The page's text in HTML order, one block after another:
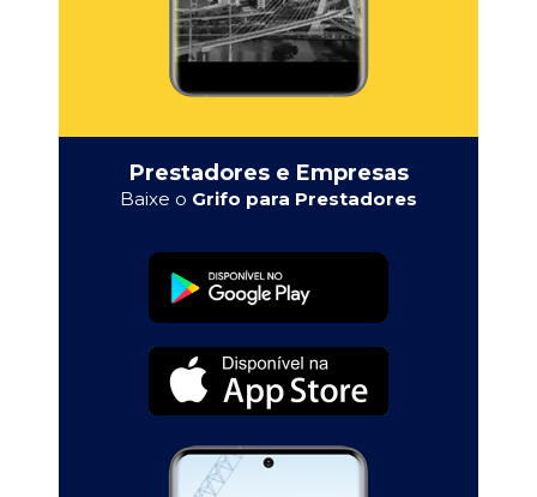
Prestadores e Empresas
Baixe o Grifo para Prestadores